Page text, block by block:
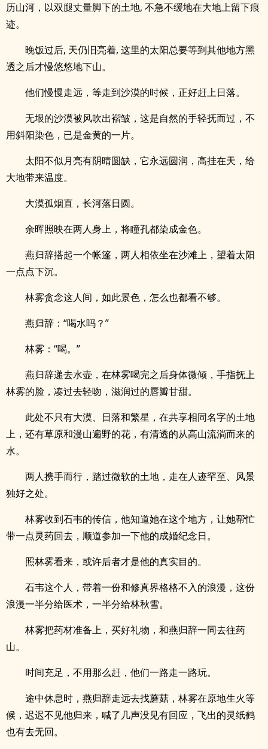
历山河，以双腿丈量脚下的土地, 不急不缓地在大地上留下痕
迹。
晚饭过后, 天仍旧亮着, 这里的太阳总要等到其他地方黑
透之后才慢悠悠地下山。
他们慢慢走远，等走到沙漠的时候，正好赶上日落。
无垠的沙漠被风吹出褶皱，这是自然的手轻抚而过，不
用斜阳染色，已是金黄的一片。
太阳不似月亮有阴晴圆缺，它永远圆润，高挂在天，给
大地带来温度。
大漠孤烟直，长河落日圆。
余晖照映在两人身上，将瞳孔都染成金色。
燕归辞搭起一个帐篷，两人相依坐在沙滩上，望着太阳
一点点下沉。
林雾贪念这人间，如此景色，怎么也都看不够。
燕归辞：“喝水吗？”
林雾：“喝。”
燕归辞递去水壶，在林雾喝完之后身体微倾，手指抚上
林雾的脸，凑过去轻吻，滋润过的唇瓣甘甜。
此处不只有大漠、日落和繁星，在共享相同名字的土地
上，还有草原和漫山遍野的花，有清透的从高山流淌而来的
水。
两人携手而行，踏过微软的土地，走在人迹罕至、风景
独好之处。
林雾收到石韦的传信，他知道她在这个地方，让她帮忙
带一点灵药回去，顺道参加一下他的成婚纪念日。
照林雾看来，或许后者才是他的真实目的。
石韦这个人，带着一份和修真界格格不入的浪漫，这份
浪漫一半分给医术，一半分给林秋雪。
林雾把药材准备上，买好礼物，和燕归辞一同去往药
山。
时间充足，不用那么赶，他们一路走一路玩。
途中休息时，燕归辞走远去找蘑菇，林雾在原地生火等
候，迟迟不见他归来，喊了几声没见有回应，飞出的灵纸鹤
也有去无回。